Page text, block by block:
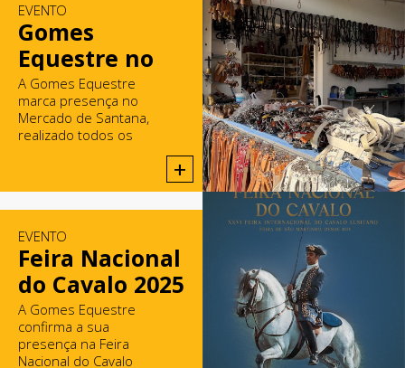
EVENTO
Gomes
Equestre no
Mercado de
Santana
A Gomes Equestre
marca presença no
Mercado de Santana,
realizado todos os
+
EVENTO
Feira Nacional
do Cavalo 2025
A Gomes Equestre
confirma a sua
presença na Feira
Nacional do Cavalo